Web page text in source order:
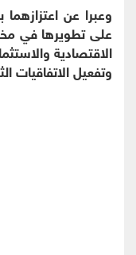
وعبرا عن
على تطويرها في
الاقتصادية
وتفعيل الاتفاقيات